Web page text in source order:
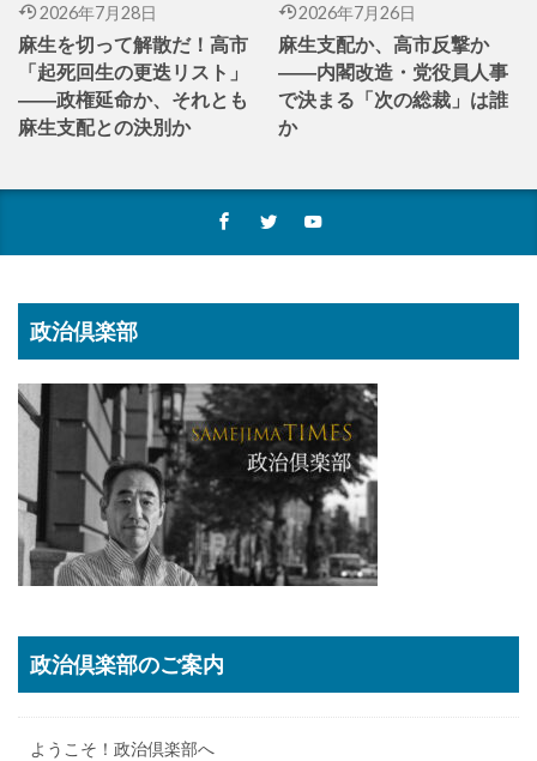
2026年7月28日
麻生を切って解散だ！高市
「起死回生の更迭リスト」
――政権延命か、それとも
麻生支配との決別か
2026年7月26日
麻生支配か、高市反撃か
――内閣改造・党役員人事
で決まる「次の総裁」は誰
か
政治倶楽部
政治倶楽部のご案内
ようこそ！政治倶楽部へ